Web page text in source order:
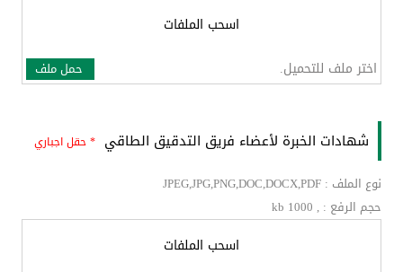
اسحب الملفات
حمل ملف اختر ملف للتحميل.
شهادات الخبرة لأعضاء فريق التدقيق الطاقي * حقل اجباري
حجم الرفع : , kb 1000
نوع الملف : JPEG,JPG,PNG,DOC,DOCX,PDF
اسحب الملفات